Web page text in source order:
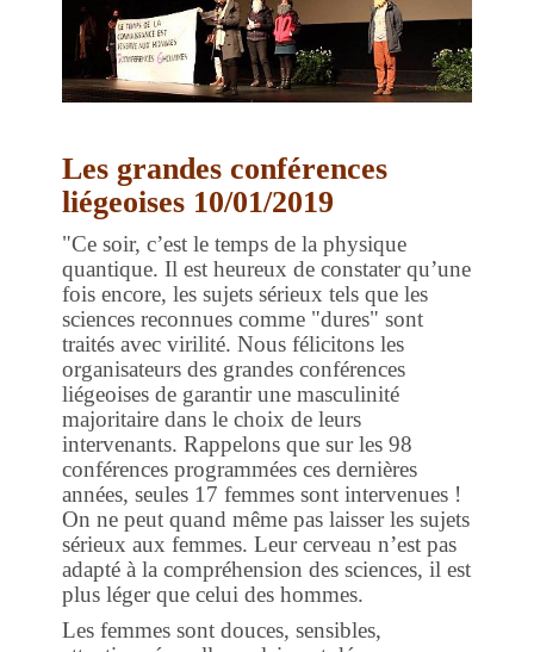
Les grandes conférences
liégeoises 10/01/2019
"Ce soir, c’est le temps de la physique
quantique. Il est heureux de constater qu’une
fois encore, les sujets sérieux tels que les
sciences reconnues comme "dures" sont
traités avec virilité. Nous félicitons les
organisateurs des grandes conférences
liégeoises de garantir une masculinité
majoritaire dans le choix de leurs
intervenants. Rappelons que sur les 98
conférences programmées ces dernières
années, seules 17 femmes sont intervenues !
On ne peut quand même pas laisser les sujets
sérieux aux femmes. Leur cerveau n’est pas
adapté à la compréhension des sciences, il est
plus léger que celui des hommes.
Les femmes sont douces, sensibles,